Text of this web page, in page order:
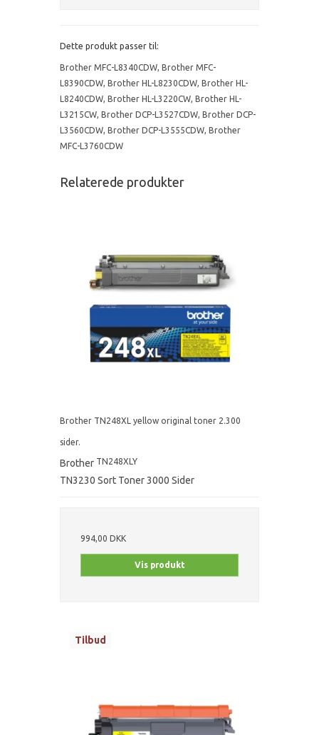
Dette produkt passer til:
Brother MFC-L8340CDW, Brother MFC-
L8390CDW, Brother HL-L8230CDW, Brother HL-
L8240CDW, Brother HL-L3220CW, Brother HL-
L3215CW, Brother DCP-L3527CDW, Brother DCP-
L3560CDW, Brother DCP-L3555CDW, Brother
MFC-L3760CDW
Relaterede produkter
Brother TN248XL yellow original toner 2.300
sider.
Brother TN248XLY
TN3230 Sort Toner 3000 Sider
994,00 DKK
Vis produkt
Tilbud